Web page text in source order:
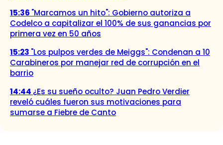
15:36 "Marcamos un hito": Gobierno autoriza a
Codelco a capitalizar el 100% de sus ganancias por
primera vez en 50 años
15:23 "Los pulpos verdes de Meiggs": Condenan a 10
Carabineros por manejar red de corrupción en el
barrio
14:44 ¿Es su sueño oculto? Juan Pedro Verdier
reveló cuáles fueron sus motivaciones para
sumarse a Fiebre de Canto